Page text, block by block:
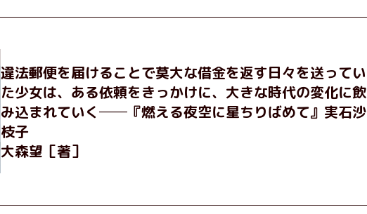
違法郵便を届けることで莫大な借金を返す日々を送ってい
た少女は、ある依頼をきっかけに、大きな時代の変化に飲
み込まれていく──『燃える夜空に星ちりばめて』実石沙
枝子
大森望［著］